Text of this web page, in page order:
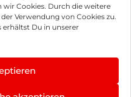
wir Cookies. Durch die weitere
Verwendung von Cookies zu.
Du in unserer